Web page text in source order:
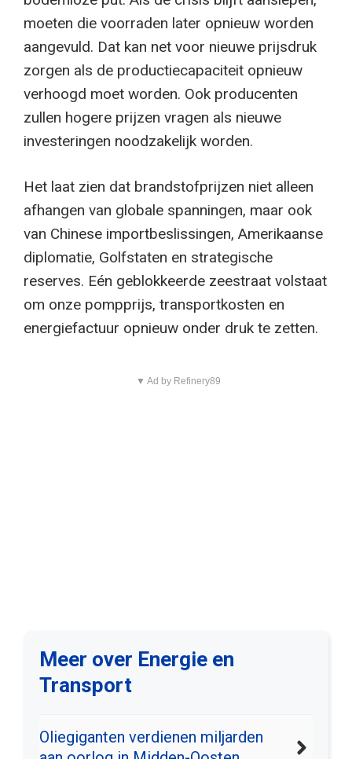
moeten die voorraden later opnieuw worden
aangevuld. Dat kan net voor nieuwe prijsdruk
zorgen als de productiecapaciteit opnieuw
verhoogd moet worden. Ook producenten
zullen hogere prijzen vragen als nieuwe
investeringen noodzakelijk worden.
Het laat zien dat brandstofprijzen niet alleen
afhangen van globale spanningen, maar ook
van Chinese importbeslissingen, Amerikaanse
diplomatie, Golfstaten en strategische
reserves. Eén geblokkeerde zeestraat volstaat
om onze pompprijs, transportkosten en
energiefactuur opnieuw onder druk te zetten.
▼ Ad by Refinery89
Meer over Energie en
Transport
Oliegiganten verdienen miljarden